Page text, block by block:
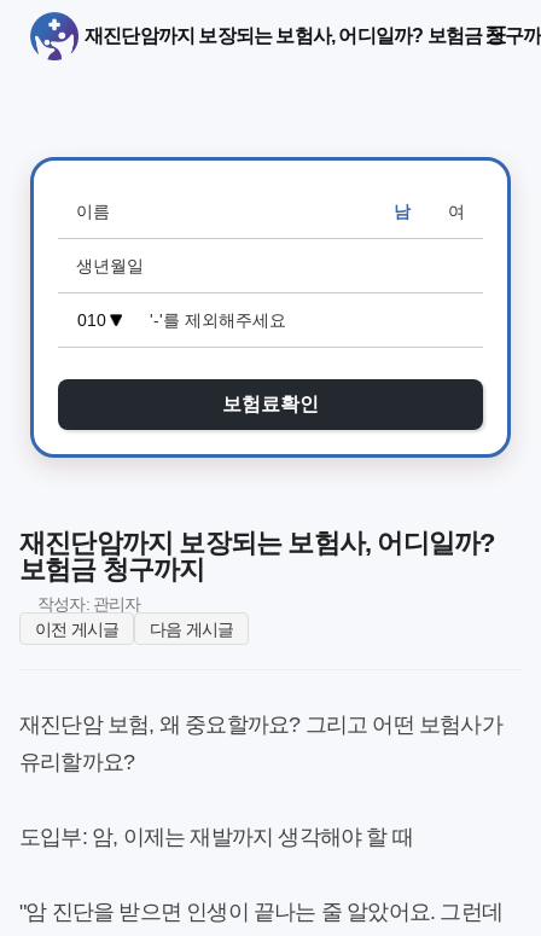
재진단암까지 보장되는 보험사, 어디일까? 보험금 청구
남 여
보험료확인
재진단암까지 보장되는 보험사, 어디일까?
보험금 청구까지
작성자: 관리자
이전 게시글
다음 게시글
재진단암 보험, 왜 중요할까요? 그리고 어떤 보험사가
유리할까요?
도입부: 암, 이제는 재발까지 생각해야 할 때
"암 진단을 받으면 인생이 끝나는 줄 알았어요. 그런데